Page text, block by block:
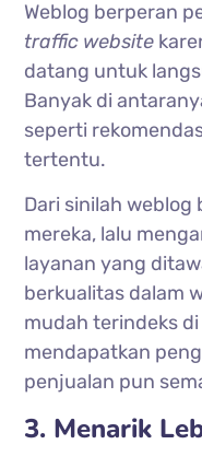
Weblog berperan
traffic website
datang untuk
Banyak di
seperti
tertentu.
Dari sinilah weblog
mereka, lalu
layanan yang
berkualitas dalam
mudah terindeks
mendapatkan
penjualan pun
3. Menarik